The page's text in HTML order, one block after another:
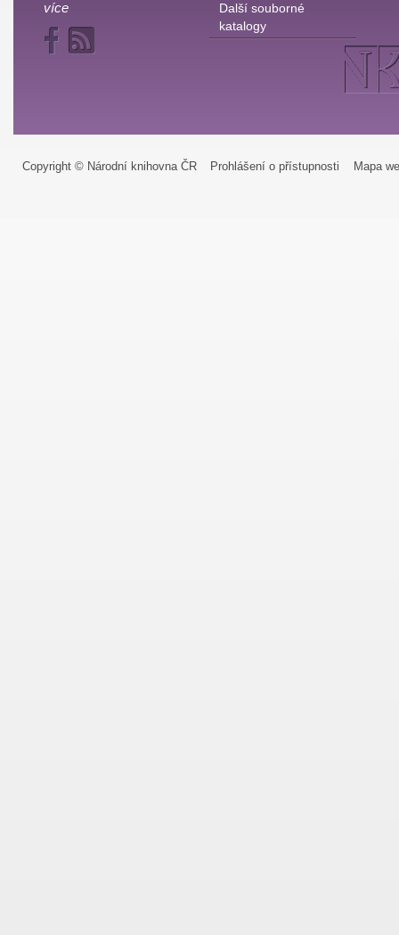
více
Další souborné
katalogy
Copyright © Národní knihovna ČR Prohlášení o přístupnosti Mapa